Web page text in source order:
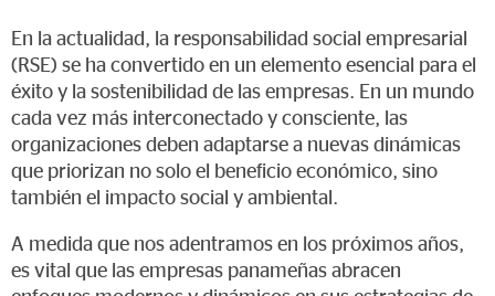
En la actualidad, la responsabilidad social empresarial
(RSE) se ha convertido en un elemento esencial para el
éxito y la sostenibilidad de las empresas. En un mundo
cada vez más interconectado y consciente, las
organizaciones deben adaptarse a nuevas dinámicas
que priorizan no solo el beneficio económico, sino
también el impacto social y ambiental.
A medida que nos adentramos en los próximos años,
es vital que las empresas panameñas abracen